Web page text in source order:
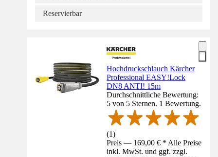
Reservierbar
Hochdruckschlauch Kärcher
Professional EASY!Lock
DN8 ANTI! 15m
Durchschnittliche Bewertung:
5 von 5 Sternen. 1 Bewertung.
(1)
Preis — 169,00 € * Alle Preise
inkl. MwSt. und ggf. zzgl.